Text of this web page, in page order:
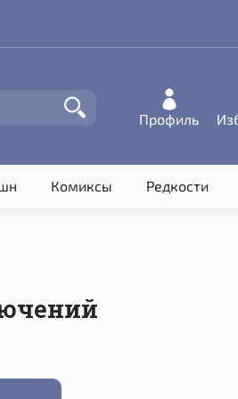
Профиль
Комиксы Редкости